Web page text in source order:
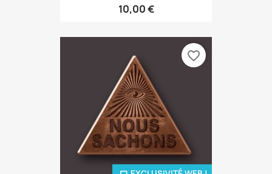
10,00 €
favorite_border